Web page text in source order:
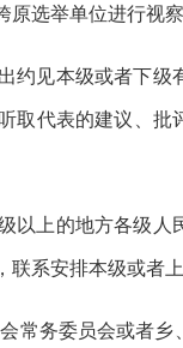
原选举单位进行视
约见本级或者下
取代表的建议、
以上的地方各级
联系安排本级或者
常务委员会或者